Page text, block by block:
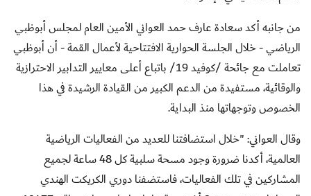
من جانبه أكد سعادة عارف حمد العواني الأمين العام لمجلس أبوظبي
الرياضي - خلال الجلسة الحوارية الافتتاحية لأعمال القمة - أن أبوظبي
تعاملت مع جائحة /كوفيد 19/ باتباع أعلى معايير التدابير الاحترازية
والوقائية، مستفيدة من الدعم الكبير من القيادة الرشيدة في هذا
الخصوص وتوجهاتها منذ البداية.
وقال العواني: "خلال استضافتنا للعديد من الفعاليات الرياضية
العالمية، أكدنا ضرورة وجود مسحة سلبية كل 48 ساعة لجميع
المشاركين في تلك الفعاليات، فاستضفنا دوري الكريكت الهندي